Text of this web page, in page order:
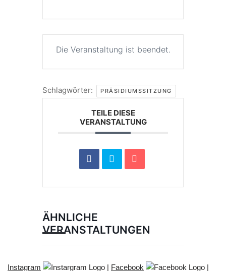
Die Veranstaltung ist beendet.
Schlagwörter: PRÄSIDIUMSSITZUNG
TEILE DIESE
VERANSTALTUNG
ÄHNLICHE
VERANSTALTUNGEN
Instagram | Facebook |